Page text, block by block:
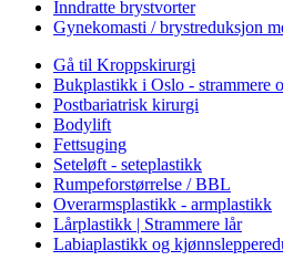
Inndratte brystvorter
Gynekomasti / brystreduksjon
Gå til Kroppskirurgi
Bukplastikk i Oslo - strammere
Postbariatrisk kirurgi
Bodylift
Fettsuging
Seteløft - seteplastikk
Rumpeforstørrelse / BBL
Overarmsplastikk - armplastikk
Lårplastikk | Strammere lår
Labiaplastikk og